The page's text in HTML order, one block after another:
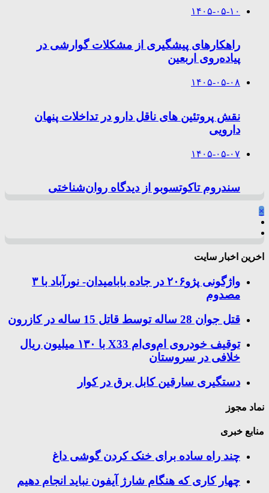
۱۴۰۵-۰۵-۱۰
راهکارهای پیشگیری از مشکلات گوارشی در
پیاده‌روی اربعین
۱۴۰۵-۰۵-۰۸
نقش پروتئین های ناقل دارو در تداخلات پنهان
دارویی
۱۴۰۵-۰۵-۰۷
سندروم تاکوتسوبو از دیدگاه روان‌شناختی
×
اخرین اخبار سایت
واژگونی پژو۲۰۶ در جاده بابامیدان- نورآباد با ۳
مصدوم
قتل جوان 28 ساله توسط قاتل 15 ساله در کازرون
توقیف خودروی ام‌وی‌ام X33 با ۱۳۰ میلیون ریال
خلافی در سروستان
دستگیری سارقین کابل برق در کوار
نماد مجوز
منابع خبری
چند راه‌ ساده برای خنک کردن گوشی داغ
چهار کاری که هنگام شارژ آیفون نباید انجام دهیم